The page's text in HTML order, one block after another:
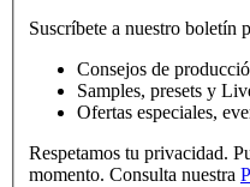
Suscríbete a nuestro boletín
Consejos de
Samples, presets y
Ofertas especiales,
Respetamos tu privacidad.
momento. Consulta nuestra